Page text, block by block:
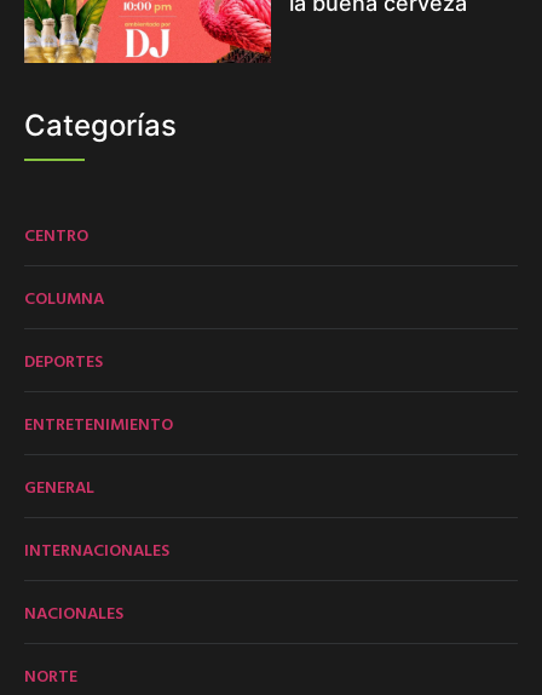
Categorías
CENTRO
COLUMNA
DEPORTES
ENTRETENIMIENTO
GENERAL
INTERNACIONALES
NACIONALES
NORTE